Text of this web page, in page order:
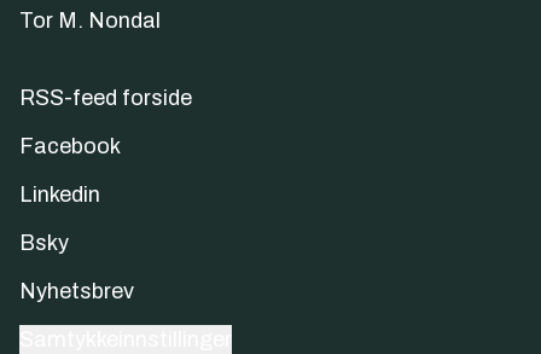
Tor M. Nondal
RSS-feed forside
Facebook
Linkedin
Bsky
Nyhetsbrev